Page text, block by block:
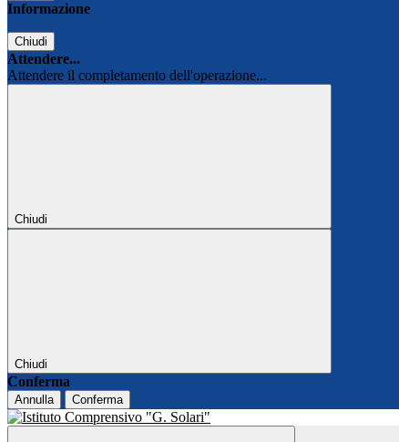
Informazione
Chiudi
Attendere...
Attendere il completamento dell'operazione...
Chiudi
Chiudi
Conferma
Annulla Conferma